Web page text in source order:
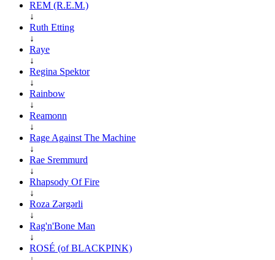
REM (R.E.M.)
↓
Ruth Etting
↓
Raye
↓
Regina Spektor
↓
Rainbow
↓
Reamonn
↓
Rage Against The Machine
↓
Rae Sremmurd
↓
Rhapsody Of Fire
↓
Roza Zərgərli
↓
Rag'n'Bone Man
↓
ROSÉ (of BLACKPINK)